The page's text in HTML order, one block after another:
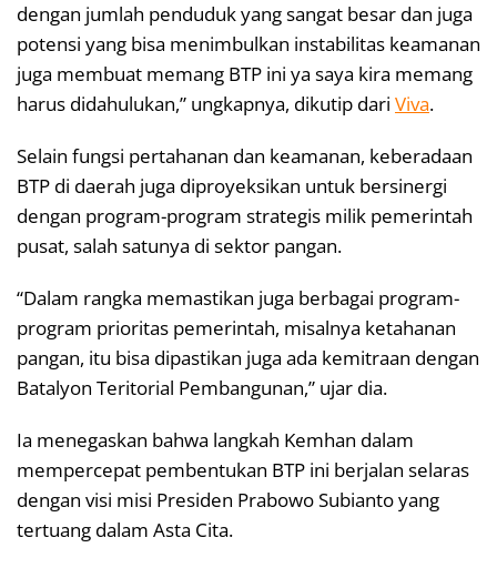
dengan jumlah penduduk yang sangat besar dan juga
potensi yang bisa menimbulkan instabilitas keamanan
juga membuat memang BTP ini ya saya kira memang
harus didahulukan,” ungkapnya, dikutip dari Viva.
Selain fungsi pertahanan dan keamanan, keberadaan
BTP di daerah juga diproyeksikan untuk bersinergi
dengan program-program strategis milik pemerintah
pusat, salah satunya di sektor pangan.
“Dalam rangka memastikan juga berbagai program-
program prioritas pemerintah, misalnya ketahanan
pangan, itu bisa dipastikan juga ada kemitraan dengan
Batalyon Teritorial Pembangunan,” ujar dia.
Ia menegaskan bahwa langkah Kemhan dalam
mempercepat pembentukan BTP ini berjalan selaras
dengan visi misi Presiden Prabowo Subianto yang
tertuang dalam Asta Cita.